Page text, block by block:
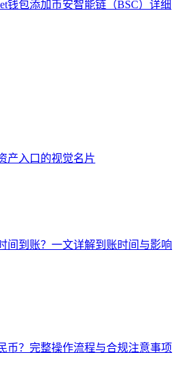
钱包添加币安智能链（BSC）详细
产入口的视觉名片
间到账？一文详解到账时间与影响
币？完整操作流程与合规注意事项